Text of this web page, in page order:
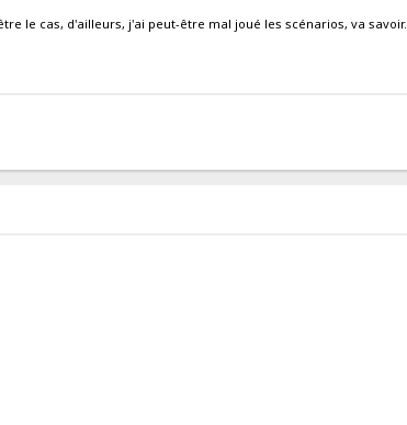
le cas, d'ailleurs, j'ai peut-être mal joué les scénarios, va savoir.